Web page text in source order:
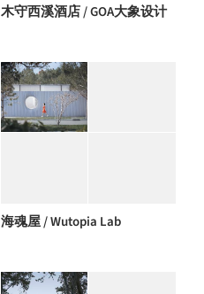
木守西溪酒店 / GOA大象设计
海魂屋 / Wutopia Lab